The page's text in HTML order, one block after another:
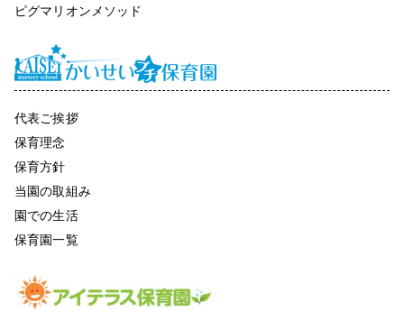
ピグマリオンメソッド
代表ご挨拶
保育理念
保育方針
当園の取組み
園での生活
保育園一覧